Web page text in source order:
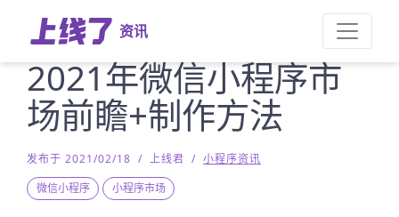
资讯
2021年微信小程序市
场前瞻+制作方法
发布于 2021/02/18 / 上线君 / 小程序资讯
微信小程序
小程序市场